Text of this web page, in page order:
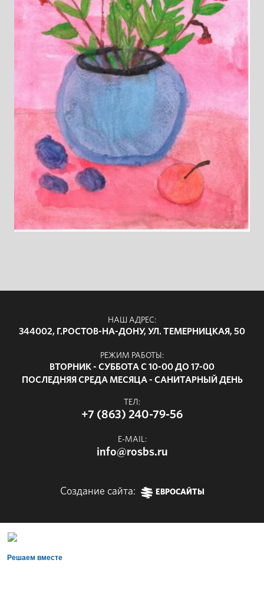
НАШ АДРЕС:
344002, Г.РОСТОВ-НА-ДОНУ, УЛ. ТЕМЕРНИЦКАЯ, 50
РЕЖИМ РАБОТЫ:
ВТОРНИК - СУББОТА С 10-00 ДО 17-00
ПОСЛЕДНЯЯ СРЕДА МЕСЯЦА - САНИТАРНЫЙ ДЕНЬ
ТЕЛ:
+7 (863) 240-79-56
E-MAIL:
info@rosbs.ru
Создание сайта: ЕВРОСАЙТЫ
Решаем вместе